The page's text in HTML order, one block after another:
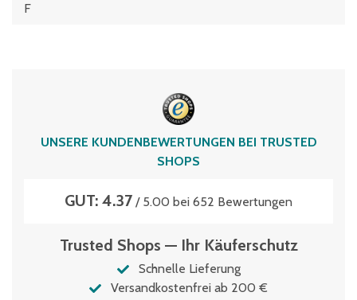
F
UNSERE KUNDENBEWERTUNGEN BEI TRUSTED
SHOPS
GUT: 4.37 / 5.00 bei 652 Bewertungen
Trusted Shops — Ihr Käuferschutz
Schnelle Lieferung
Versandkostenfrei ab 200 €